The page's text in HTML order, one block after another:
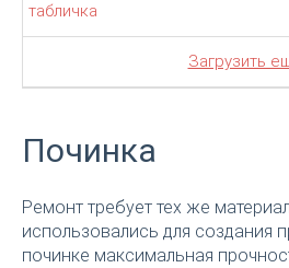
табличка
Загрузить
Починка
Ремонт требует тех же
использовались для создания
починке максимальная